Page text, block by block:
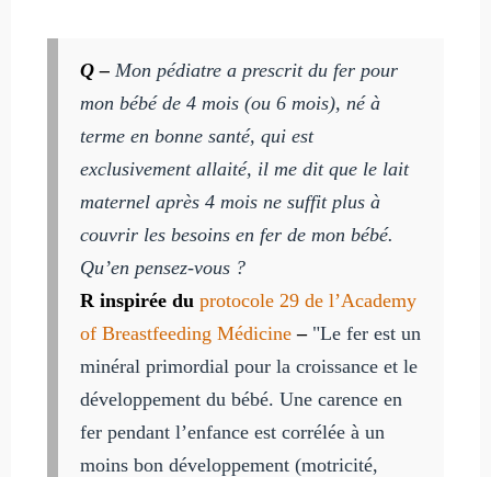
Q –Mon pédiatre a prescrit du fer pour
mon bébé de 4 mois (ou 6 mois), né à
terme en bonne santé, qui est
exclusivement allaité, il me dit que le lait
maternel après 4 mois ne suffit plus à
couvrir les besoins en fer de mon bébé.
Qu’en pensez-vous ?
R inspirée du protocole 29 de l’Academy
of Breastfeeding Médicine–"Le fer est un
minéral primordial pour la croissance et le
développement du bébé. Une carence en
fer pendant l’enfance est corrélée à un
moins bon développement (motricité,